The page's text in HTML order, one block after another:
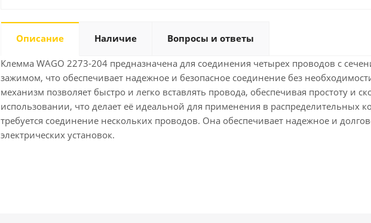
Описание Наличие Вопросы и ответы
Клемма WAGO 2273-204 предназначена для соединения четырех проводов с
зажимом, что обеспечивает надежное и безопасное соединение без
механизм позволяет быстро и легко вставлять провода, обеспечивая простоту и
использовании, что делает её идеальной для применения в распределительных
требуется соединение нескольких проводов. Она обеспечивает надежное и
электрических установок.